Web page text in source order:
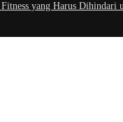
yang Harus Dihindari